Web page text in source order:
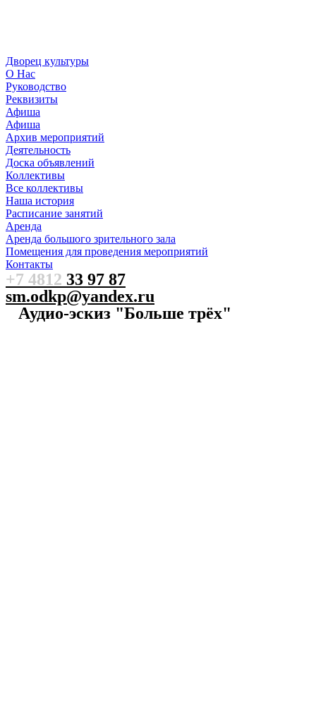
Дворец культуры
О Нас
Руководство
Реквизиты
Афиша
Афиша
Архив мероприятий
Деятельность
Доска объявлений
Коллективы
Все коллективы
Наша история
Расписание занятий
Аренда
Аренда большого зрительного зала
Помещения для проведения мероприятий
Контакты
+7 4812 33 97 87
sm.odkp@yandex.ru
Аудио-эскиз "Больше трёх"